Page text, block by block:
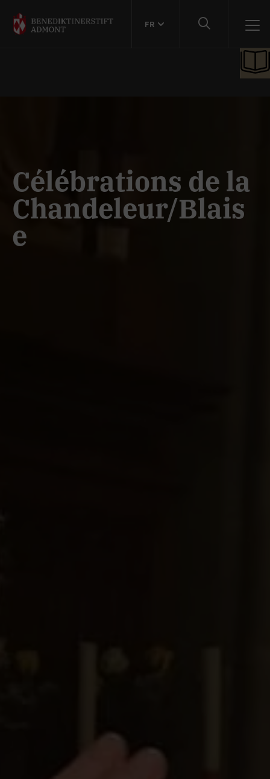
FR
Célébrations de la
Chandeleur/Blais
e